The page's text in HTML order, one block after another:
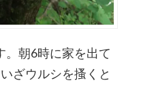
。朝6時に家を出て
ざウルシを搔くと